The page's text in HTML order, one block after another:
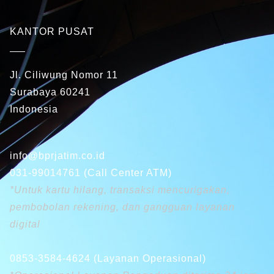
KANTOR PUSAT
Jl. Ciliwung Nomor 11
Surabaya 60241
Indonesia
info@bprjatim.co.id
031-99014761 (Call Center ATM)
*Untuk kartu hilang, transaksi mencurigakan,
pembobolan rekening, dan gangguan layanan
digital
0853-3584-4624 (Layanan Operasional)